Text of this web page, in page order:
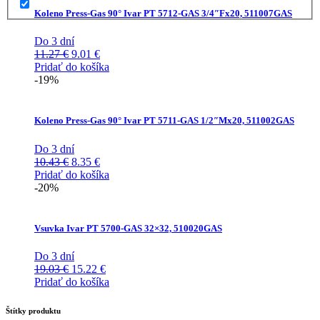
Koleno Press-Gas 90° Ivar PT 5712-GAS 3/4″Fx20, 511007GAS
Do 3 dní
11.27€ Pôvodná
cena
9.01 €Aktuálna
cena
Pridať do košíka
-19%
Koleno Press-Gas 90° Ivar PT 5711-GAS 1/2″Mx20, 511002GAS
Do 3 dní
10.43€ Pôvodná
cena
8.35 €Aktuálna
cena
Pridať do košíka
-20%
Vsuvka Ivar PT 5700-GAS 32×32, 510020GAS
Do 3 dní
19.03€ Pôvodná
cena
15.22 €Aktuálna
cena
Pridať do košíka
Štítky produktu